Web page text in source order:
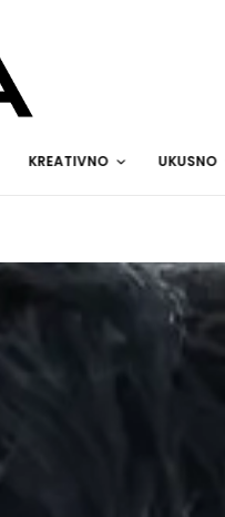
KREATIVNO UKUSNO